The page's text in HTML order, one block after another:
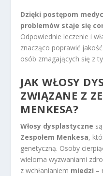
Dzięki postępom
problemów staje się
Odpowiednie leczenie i
znacząco poprawić
osób zmagających się z
JAK WŁOSY
ZWIĄZANE Z
MENKESA?
Włosy dysplastyczne
Zespołem Menkesa,
genetyczną. Osoby
wieloma wyzwaniami
z wchłanianiem miedzi –